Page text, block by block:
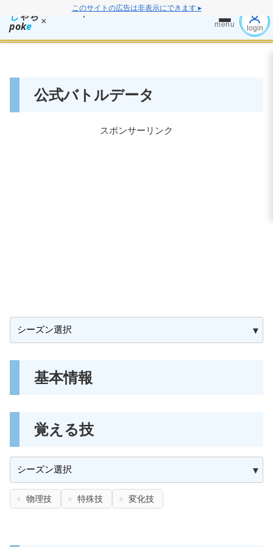
このサイトの広告は非表示にできます ▸
しゃち
poke × menu login
公式バトルデータ
スポンサーリンク
基本情報
覚える技
物理技 特殊技 変化技